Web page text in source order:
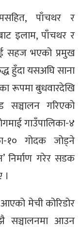
पाँचथर र
इलाम, पाँचथर र
सहज भएको प्रमुख
हुँदा यसअघि साना
रूपमा बुधवारदेखि
गरिएको
गाउँपालिका-४
१० गोदक जोड्ने
निर्माण गरेर सडक
मेची कोरिडोर
सञ्चालनमा आउन